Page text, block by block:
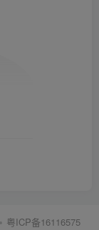
粤ICP备16116575